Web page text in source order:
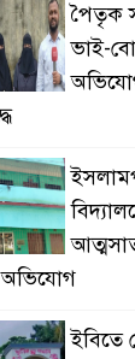
পৈতৃক
ভাই-
অভিযোগ
ইবিতে